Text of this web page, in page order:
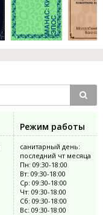
Режим работы
санитарный день:
последний чт месяца
Пн: 09:30-18:00
Вт: 09:30-18:00
Ср: 09:30-18:00
Чт: 09:30-18:00
Сб: 09:30-18:00
Вс: 09:30-18:00